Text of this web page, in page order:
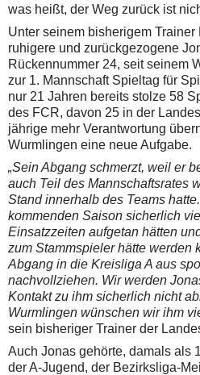
was heißt, der Weg zurück ist
Unter seinem bisherigem
ruhigere und zurückgezogene
Rückennummer 24, seit seinem
zur 1. Mannschaft Spieltag für
nur 21 Jahren bereits stolze 58
des FCR, davon 25 in der
jährige mehr Verantwortung
Wurmlingen eine neue Aufgabe.
„Sein Abgang schmerzt, weil er
auch Teil des Mannschaftsrates
Stand innerhalb des Teams
kommenden Saison sicherlich
Einsatzzeiten aufgetan hätten
zum Stammspieler hätte werden
Abgang in die Kreisliga A aus
nachvollziehen. Wir werden
Kontakt zu ihm sicherlich nicht
Wurmlingen wünschen wir ihm
sein bisheriger Trainer der
Auch Jonas gehörte, damals als
der A-Jugend, der Bezirksliga-